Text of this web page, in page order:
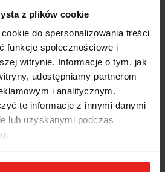
z plików cookie
do spersonalizowania treści
funkcje społecznościowe i
witrynie. Informacje o tym, jak
udostępniamy partnerom
i analitycznym.
te informacje z innymi danymi
lub uzyskanymi podczas